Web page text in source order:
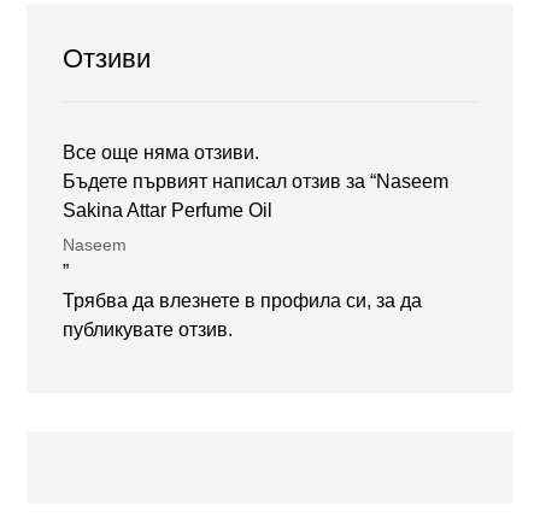
Отзиви
Все още няма отзиви.
Бъдете първият написал отзив за “Naseem
Sakina Attar Perfume Oil
Naseem
”
Трябва да влезнете в профила си, за да
публикувате отзив.